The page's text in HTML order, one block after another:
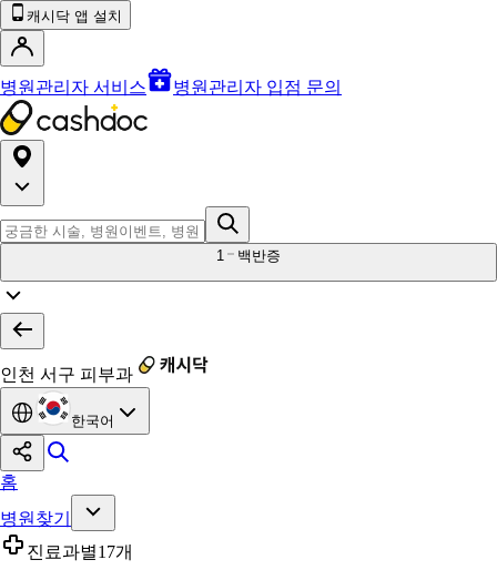
캐시닥 앱 설치
병원관리자 서비스 병원관리자 입점 문의
1 백반증
인천 서구 피부과
한국어
홈
병원찾기
진료과별17개